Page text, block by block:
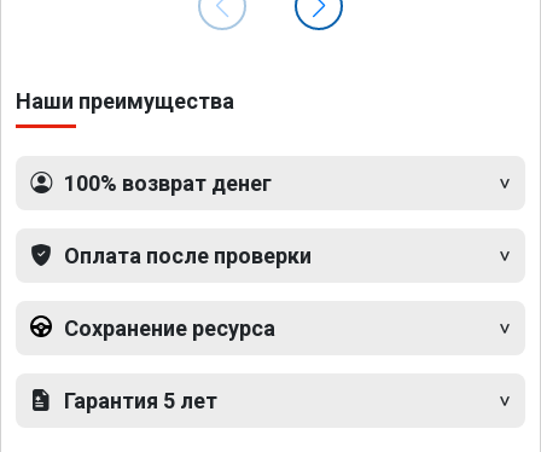
Наши преимущества
100% возврат денег
Оплата после проверки
Сохранение ресурса
Гарантия 5 лет